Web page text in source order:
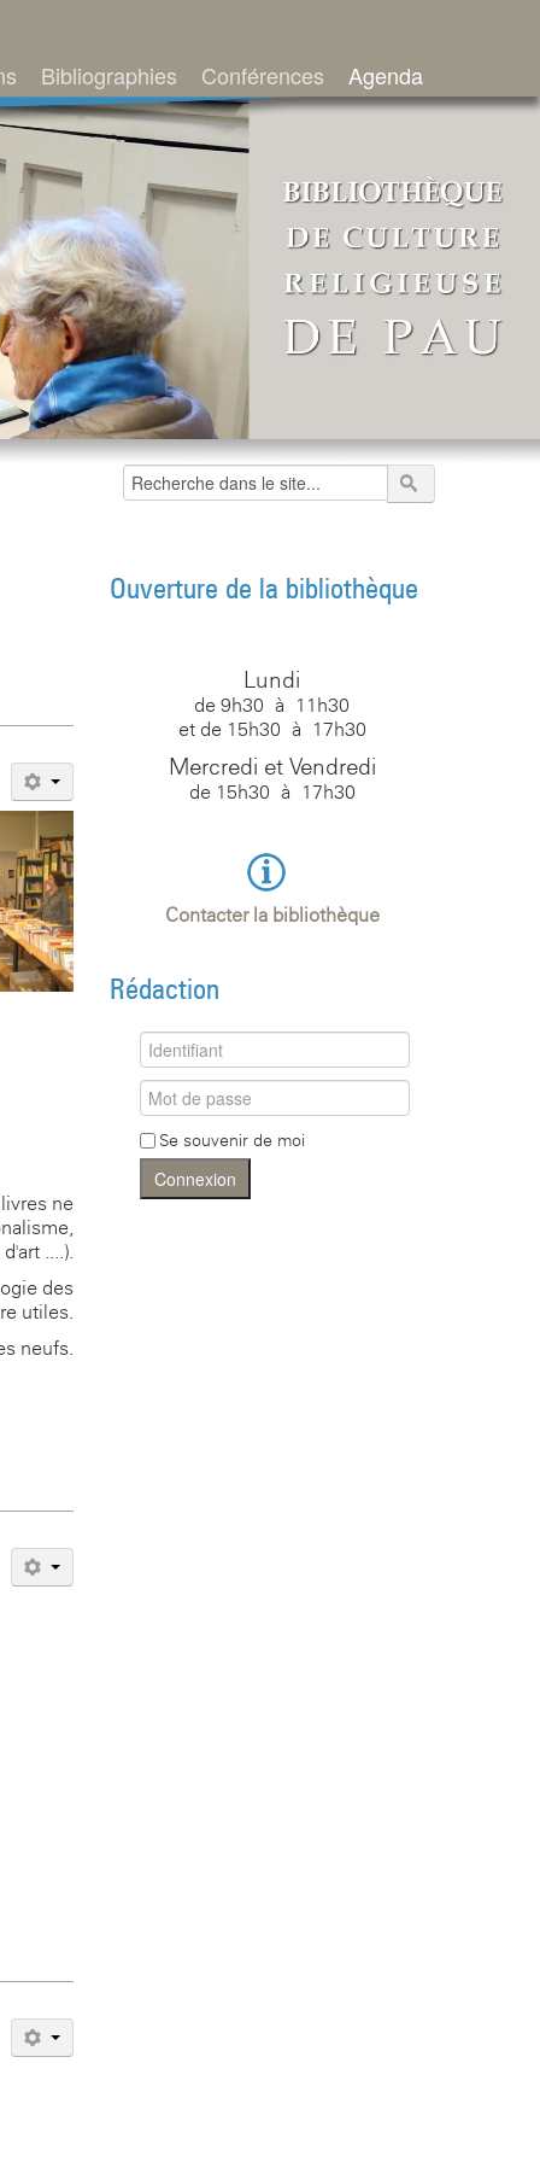
Bibliographies Conférences Agenda
ne
....).
des
utiles.
neufs.
Ouverture de la bibliothèque
Lundi
de 9h30 à 11h30
et de 15h30 à 17h30
Mercredi et Vendredi
de 15h30 à 17h30
Contacter la bibliothèque
Rédaction
Se souvenir de moi
Connexion